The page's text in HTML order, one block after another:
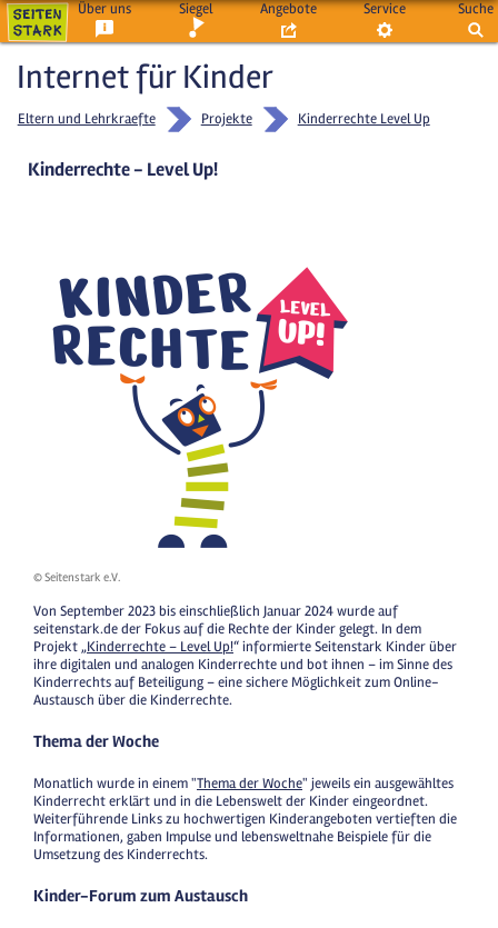
Über uns Siegel Angebote Service Suche
Internet für Kinder
Eltern und Lehrkraefte Projekte Kinderrechte Level Up
Kinderrechte - Level Up!
© Seitenstark e.V.
Von September 2023 bis einschließlich Januar 2024 wurde auf
seitenstark.de der Fokus auf die Rechte der Kinder gelegt. In dem
Projekt „Kinderrechte – Level Up!“ informierte Seitenstark Kinder über
ihre digitalen und analogen Kinderrechte und bot ihnen – im Sinne des
Kinderrechts auf Beteiligung – eine sichere Möglichkeit zum Online-
Austausch über die Kinderrechte.
Thema der Woche
Monatlich wurde in einem "Thema der Woche" jeweils ein ausgewähltes
Kinderrecht erklärt und in die Lebenswelt der Kinder eingeordnet.
Weiterführende Links zu hochwertigen Kinderangeboten vertieften die
Informationen, gaben Impulse und lebensweltnahe Beispiele für die
Umsetzung des Kinderrechts.
Kinder-Forum zum Austausch